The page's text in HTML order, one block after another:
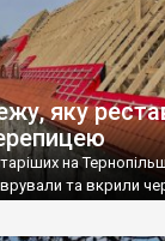
яку
на
та вкрили